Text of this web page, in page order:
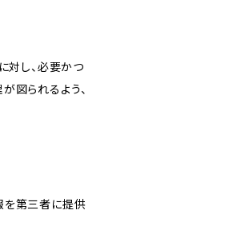
対し、必要かつ
図られるよう、
を第三者に提供